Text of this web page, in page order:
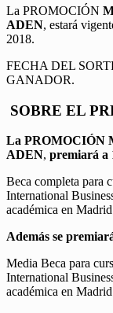
La PROMOCIÓN
ADEN, estará
2018.
FECHA DEL
GANADOR.
SOBRE EL
La PROMOCIÓN
ADEN, premiará a
Beca completa para
International
académica en
Además se
Media Beca para
International
académica en